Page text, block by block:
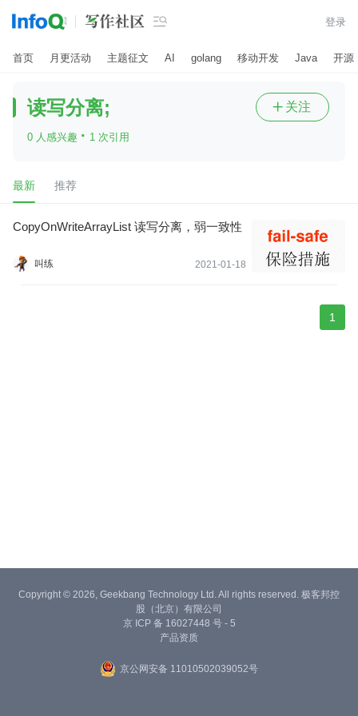
 登录
首页 月更活动 主题征文 AI golang 移动开发 Java 开源
读写分离;
0 人感兴趣 · 1 次引用
 关注
最新 推荐
CopyOnWriteArrayList 读写分离，弱一致性
叫练 2021-01-18
1
Copyright © 2026, Geekbang Technology Ltd. All rights reserved. 极客邦控
股（北京）有限公司
京 ICP 备 16027448 号 - 5
产品资质
京公网安备 11010502039052号